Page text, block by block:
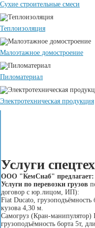
Сухие строительные смеси
Теплоизоляция
Малоэтажное домостроение
Пиломатериал
Электротехническая продукция
Услуги
ООО "КемСнаб" предлагает:
Услуги по перевозки грузов
договор с юр.лицом, ИП):
Fiat Ducato,
кузова 4,30 м.
Самогруз (Кран-манипулятор)
грузоподъёмность борта 5т,